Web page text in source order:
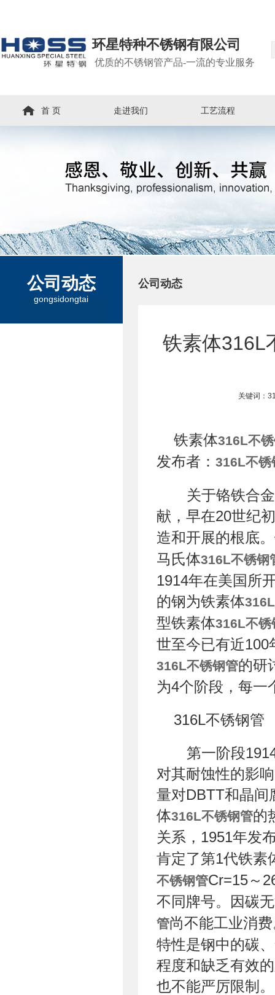
环星特种不锈钢有限公司
优质的不锈钢管产品-一流的专业服务
首 页 走进我们 工艺流程
公司动态
gongsidongtai
公司动态
铁素体316L
关键词：
铁素体316L不
发布者： 316L不锈
关于铬铁合
献，早在20世纪
造和开展的根底
马氏体316L不锈钢
1914年在美国所
的钢为铁素体
型铁素体316L不锈
世至今已有近100
316L不锈钢管的研
为4个阶段，每一
316L不锈钢管
第一阶段
对其耐蚀性的影
量对DBTT和晶间
体316L不锈钢管的
关系，1951年发
肯定了第1代铁素
不锈钢管Cr=15～
不同牌号。因碳
管尚不能工业消
特性是钢中的碳
程度和缺乏有效
也不能严厉限制